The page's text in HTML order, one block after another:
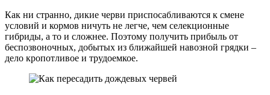
Как ни странно, дикие черви приспосабливаются к смене
условий и кормов ничуть не легче, чем селекционные
гибриды, а то и сложнее. Поэтому получить прибыль от
беспозвоночных, добытых из ближайшей навозной грядки –
дело кропотливое и трудоемкое.